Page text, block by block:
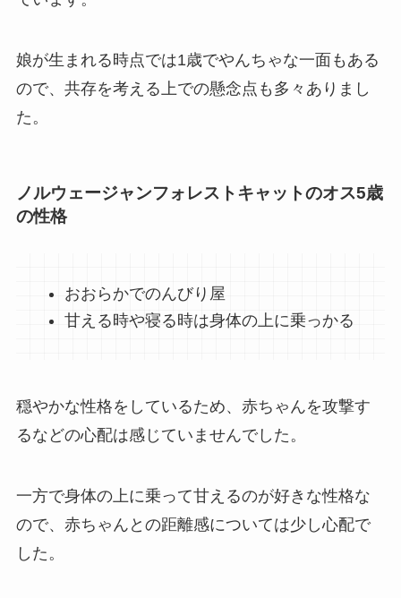
娘が生まれる時点では1歳でやんちゃな一面もある
ので、共存を考える上での懸念点も多々ありまし
た。
ノルウェージャンフォレストキャットのオス5歳
の性格
おおらかでのんびり屋
甘える時や寝る時は身体の上に乗っかる
穏やかな性格をしているため、赤ちゃんを攻撃す
るなどの心配は感じていませんでした。
一方で身体の上に乗って甘えるのが好きな性格な
ので、 赤ちゃんとの距離感については少し心配で
した。